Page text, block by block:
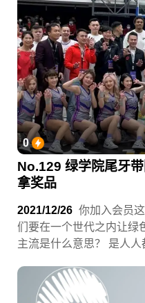
0
No.129 绿学院尾牙
拿奖品
2021/12/26 你加入会员
们要在一个世代之内让绿
主流是什么意思？ 是人
要我说，我认为主流是绿
养一支球队。绿学院的